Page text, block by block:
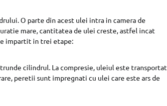
O parte din acest ulei intra in camera de
mare, cantitatea de ulei creste, astfel incat
impartit in trei etape:
cilindrul. La compresie, uleiul este transportat
peretii sunt impregnati cu ulei care este ars de